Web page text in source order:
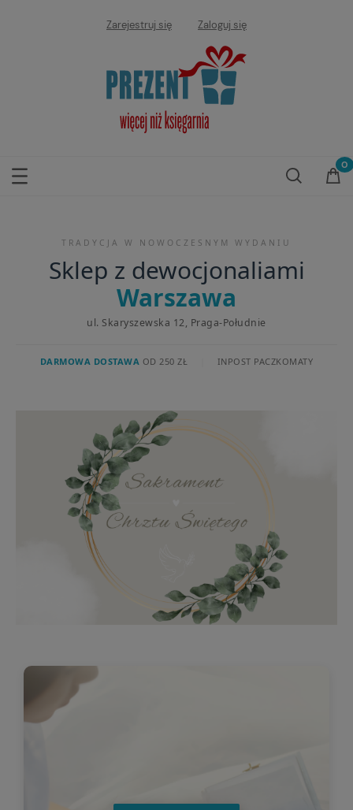
Zarejestruj się Zaloguj się
TRADYCJA W NOWOCZESNYM WYDANIU
Sklep z dewocjonaliami
Warszawa
ul. Skaryszewska 12, Praga-Południe
DARMOWA DOSTAWA OD 250 ZŁ INPOST PACZKOMATY